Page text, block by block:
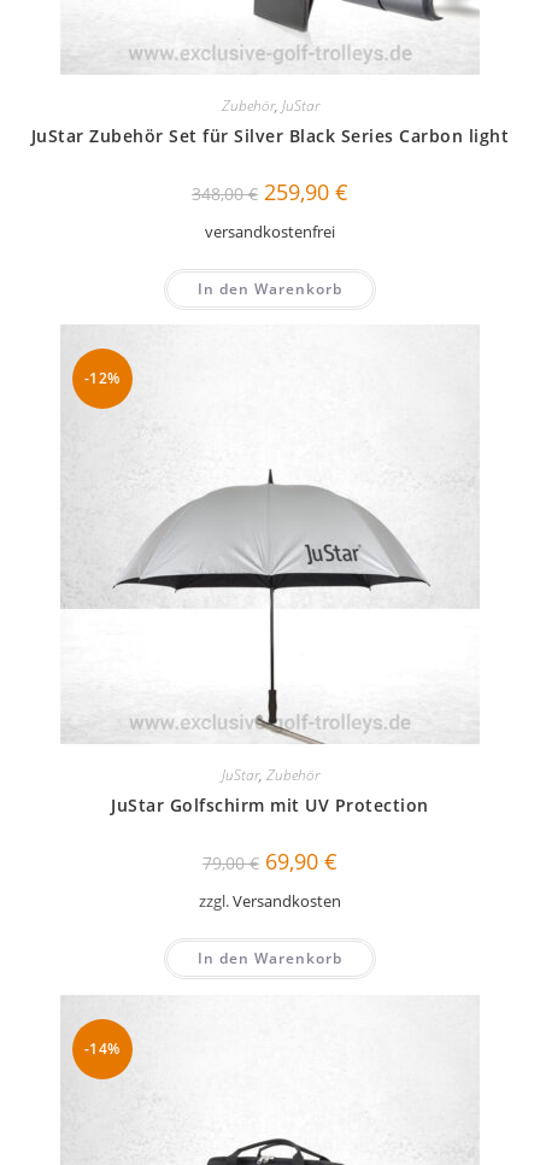
Zubehör, JuStar
JuStar Zubehör Set für Silver Black Series Carbon light
348,00€ Ursprünglicher
Preis
war:
348,00 €
259,90 €
versandkostenfrei
In den Warenkorb
-12%
JuStar, Zubehör
JuStar Golfschirm mit UV Protection
79,00€ Ursprünglicher
Preis
war:
79,00 €
69,90 €
69,90 €.
zzgl.Versandkosten
In den Warenkorb
-14%